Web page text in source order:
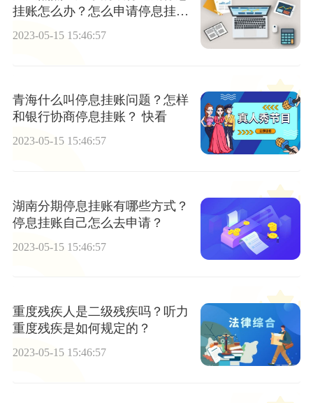
挂账怎么办？怎么申请停息挂
账？
2023-05-15 15:46:57
青海什么叫停息挂账问题？怎样
和银行协商停息挂账？ 快看
2023-05-15 15:46:57
湖南分期停息挂账有哪些方式？
停息挂账自己怎么去申请？
2023-05-15 15:46:57
重度残疾人是二级残疾吗？听力
重度残疾是如何规定的？
2023-05-15 15:46:57